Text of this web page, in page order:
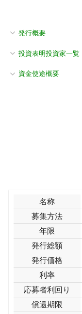
発行概要
投資表明投資家一覧
資金使途概要
名称
募集方法
年限
発行総額
発行価格
利率
応募者利回り
償還期限